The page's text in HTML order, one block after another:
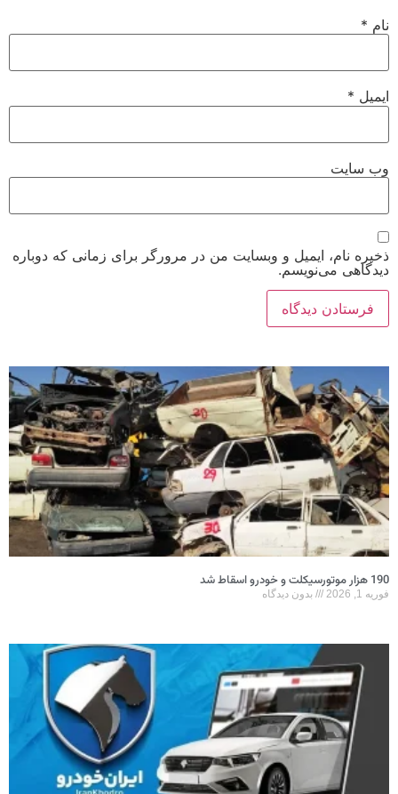
نام*
ایمیل*
وب‌ سایت
ذخیره نام، ایمیل و وبسایت من در مرورگر برای زمانی که دوباره
دیدگاهی می‌نویسم.
190 هزار موتورسیکلت و خودرو اسقاط شد
فوریه 1, 2026 بدون دیدگاه